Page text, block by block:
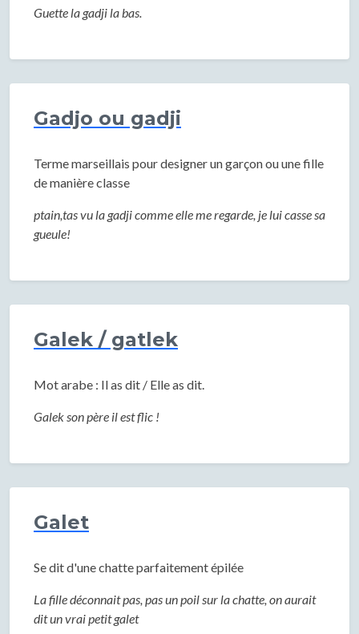
Guette la gadji la bas.
Gadjo ou gadji
Terme marseillais pour designer un garçon ou une fille
de manière classe
ptain,tas vu la gadji comme elle me regarde, je lui casse sa
gueule!
Galek / gatlek
Mot arabe : Il as dit / Elle as dit.
Galek son père il est flic !
Galet
Se dit d'une chatte parfaitement épilée
La fille déconnait pas, pas un poil sur la chatte, on aurait
dit un vrai petit galet